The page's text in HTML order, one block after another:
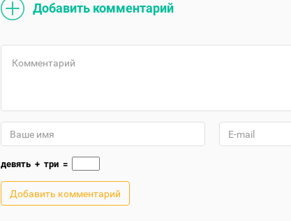
Добавить комментарий
девять + три =